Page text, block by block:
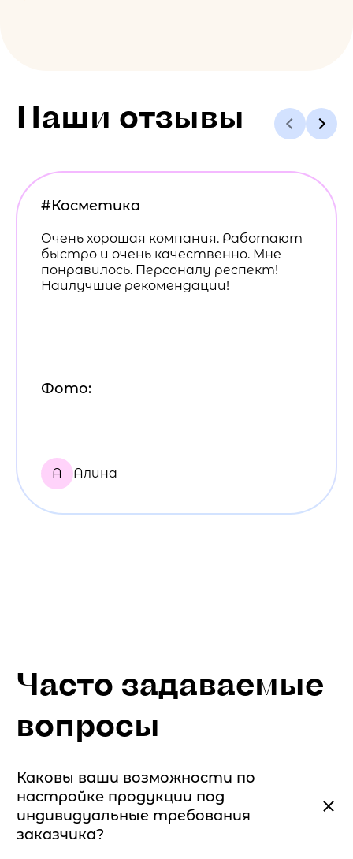
Наши отзывы
#Косметика
Очень хорошая компания. Работают
быстро и очень качественно. Мне
понравилось. Персоналу респект!
Наилучшие рекомендации!
Фото:
А Алина
Часто задаваемые
вопросы
Каковы ваши возможности по
настройке продукции под
индивидуальные требования
заказчика?